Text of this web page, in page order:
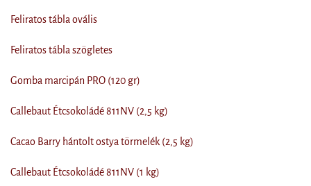
Feliratos tábla ovális
Feliratos tábla szögletes
Gomba marcipán PRO (120 gr)
Callebaut Étcsokoládé 811NV (2,5 kg)
Cacao Barry hántolt ostya törmelék (2,5 kg)
Callebaut Étcsokoládé 811NV (1 kg)